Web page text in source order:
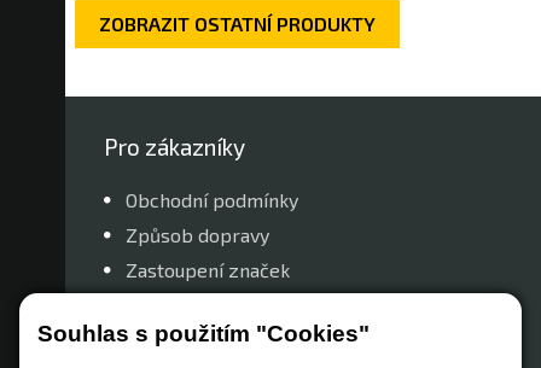
Souhlas s použitím "Cookies"
ZOBRAZIT OSTATNÍ PRODUKTY
Pro zákazníky
Obchodní podmínky
Způsob dopravy
Zastoupení značek
Nastavení soukromí